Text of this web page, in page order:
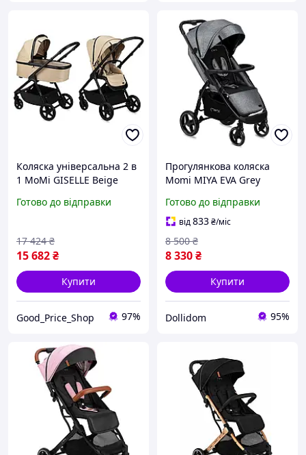
Коляска універсальна 2 в
1 MoMi GISELLE Beige
Готово до відправки
15 682₴
17 424 ₴
Купити
Good_Price_Shop 97%
Прогулянкова коляска
Momi MIYA EVA Grey
Готово до відправки
від833₴/міс
8 330₴
8 500 ₴
Купити
Dollidom 95%